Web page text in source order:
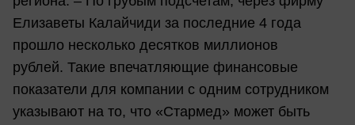
Елизаветы Калайчиди за последние 4 года
прошло несколько десятков миллионов
рублей. Такие впечатляющие финансовые
показатели для компании с одним сотрудником
указывают на то, что «Стармед» может быть